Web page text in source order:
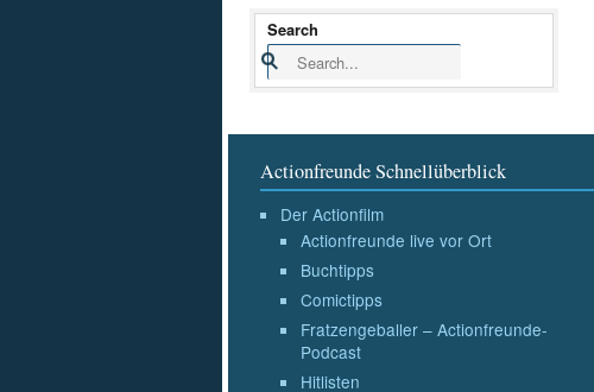
Search
Actionfreunde Schnellüberblick
Der Actionfilm
Actionfreunde live vor Ort
Buchtipps
Comictipps
Fratzengeballer – Actionfreunde-
Podcast
Hitlisten